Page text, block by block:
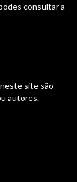
consultar a
site são
autores.